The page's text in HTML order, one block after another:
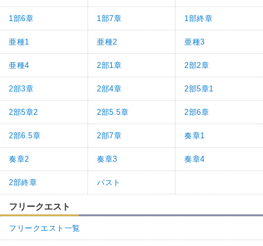
1部6章 1部7章 1部終章
亜種1 亜種2 亜種3
亜種4 2部1章 2部2章
2部3章 2部4章 2部5章1
2部5章2 2部5.5章 2部6章
2部6.5章 2部7章 奏章1
奏章2 奏章3 奏章4
2部終章 パスト
フリークエスト
フリークエスト一覧